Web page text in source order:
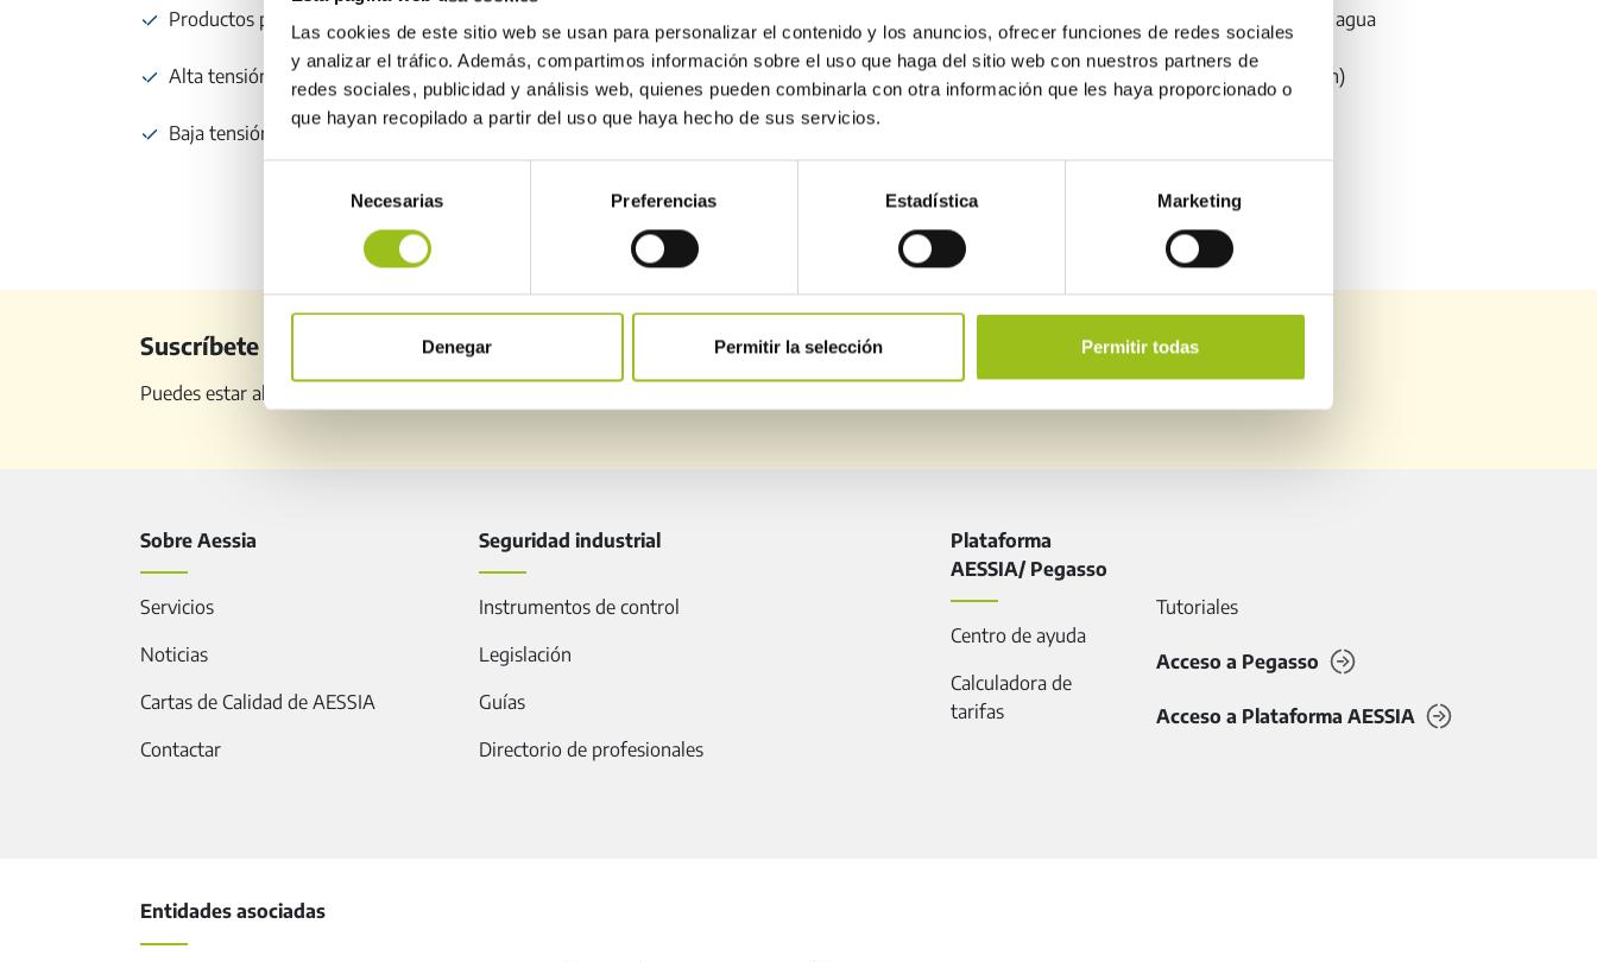
Las cookies de este sitio web se usan para personalizar el contenido y los anuncios, ofrecer funciones de redes sociales
y analizar el tráfico. Además, compartimos información sobre el uso que haga del sitio web con nuestros partners de
redes sociales, publicidad y análisis web, quienes pueden combinarla con otra información que les haya proporcionado o
que hayan recopilado a partir del uso que haya hecho de sus servicios.
consentimiento
Necesarias Preferencias Estadística Marketing
Denegar Permitir la selección Permitir todas
Productos petrolíferos líquidos Instalaciones de suministros de agua
Alta tensión Líneas eléctricas de alta tensión RITE (calefacción y climatización)
Baja tensión (electricidad)
Suscríbete a nuestro newsletter
Puedes estar al día de todo lo relacionado con seguridad industrial
SUSCRIBIRME BOLETINES ANTERIORES
Sobre Aessia
Servicios
Noticias
Cartas de Calidad de AESSIA
Contactar
Seguridad industrial
Instrumentos de control
Legislación
Guías
Directorio de profesionales
Plataforma
AESSIA/ Pegasso
Centro de ayuda
Calculadora de
tarifas
Tutoriales
Acceso a Pegasso
Acceso a Plataforma AESSIA
Entidades asociadas